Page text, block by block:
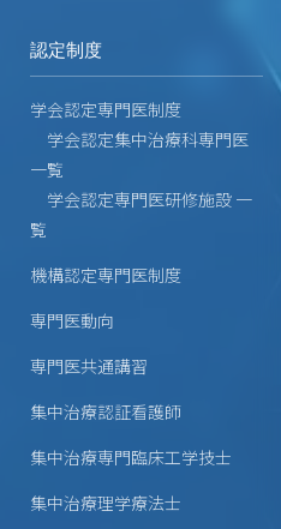
認定制度
学会認定専門医制度
学会認定集中治療科専門医
一覧
学会認定専門医研修施設 一
覧
機構認定専門医制度
専門医動向
専門医共通講習
集中治療認証看護師
集中治療専門臨床工学技士
集中治療理学療法士